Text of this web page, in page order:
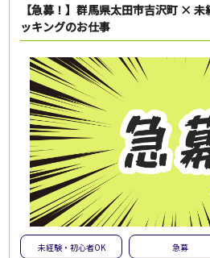
【急募！】群馬県太田市吉沢町 ×
ッキングのお仕事
未経験・初心者OK 急募